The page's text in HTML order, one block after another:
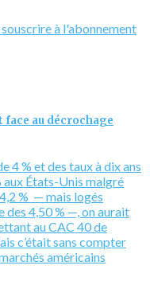
à l'abonnement
face au décrochage
4 % et des taux à dix ans
aux États-Unis malgré
% — mais logés
des 4,50 % —, on aurait
au CAC 40 de
c’était sans compter
américains